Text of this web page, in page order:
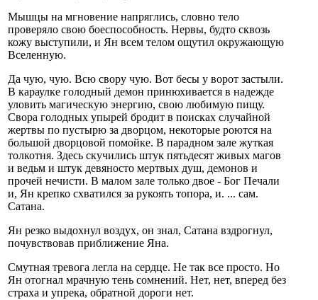
Мышцы на мгновение напряглись, словно тело
проверяло свою боеспособность. Нервы, будто сквозь
кожу выступили, и Ян всем телом ощутил окружающую
Вселенную.
Да чую, чую. Всю свору чую. Вот бесы у ворот застыли.
В караулке голодный демон принюхивается в надежде
уловить магическую энергию, свою любимую пищу.
Свора голодных упырей бродит в поисках случайной
жертвы по пустырю за дворцом, некоторые роются на
большой дворцовой помойке. В парадном зале жуткая
толкотня. Здесь скучились штук пятьдесят живых магов
и ведьм и штук девяносто мертвых душ, демонов и
прочей нечисти. В малом зале только двое - Бог Печали
и, Ян крепко схватился за рукоять топора, и. ... сам.
Сатана.
Ян резко выдохнул воздух, он знал, Сатана вздрогнул,
почувствовав приближение Яна.
Смутная тревога легла на сердце. Не так все просто. Но
Ян отогнал мрачную тень сомнений. Нет, нет, вперед без
страха и упрека, обратной дороги нет.